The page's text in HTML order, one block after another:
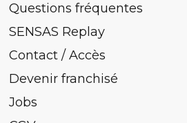
Questions fréquentes
SENSAS Replay
Contact / Accès
Devenir franchisé
Jobs